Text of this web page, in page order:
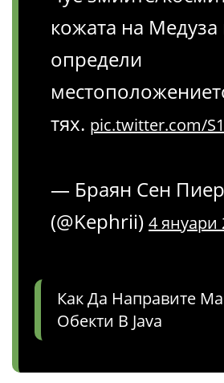
кожата на Медуза
определи
тях. pic.twitter.com/
— Браян Сен Пиер
(@Kephrii) 4 януари
Как Да Направите
Обекти В Java